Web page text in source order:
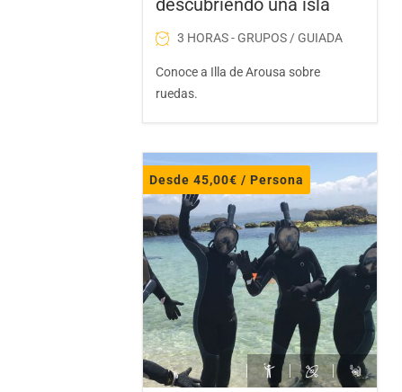
descubriendo una isla
3 HORAS - GRUPOS / GUIADA
Conoce a Illa de Arousa sobre
ruedas.
Desde 45,00€ / Persona